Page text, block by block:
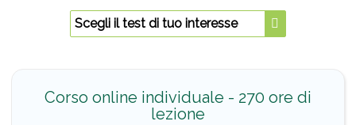
Scegli il test di tuo interesse
Corso online individuale - 270 ore di
lezione